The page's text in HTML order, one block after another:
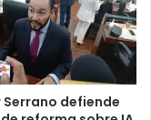
defiende